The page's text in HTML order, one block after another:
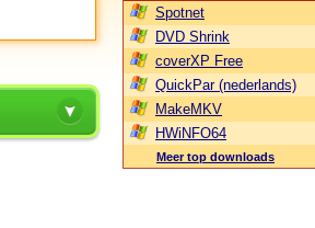
Spotnet
DVD Shrink
coverXP Free
QuickPar (nederlands)
MakeMKV
HWiNFO64
Meer top downloads